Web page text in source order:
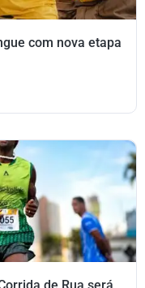
com nova etapa